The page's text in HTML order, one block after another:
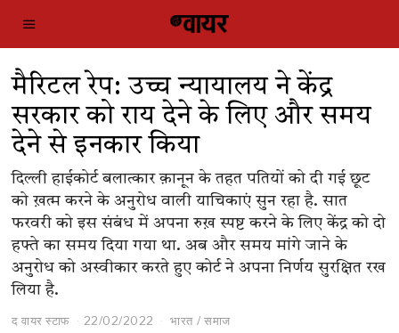
मैरिटल रेप: उच्च न्यायालय ने केंद्र
सरकार को राय देने के लिए और समय
देने से इनकार किया
दिल्ली हाईकोर्ट बलात्कार क़ानून के तहत पतियों को दी गई छूट
को ख़त्म करने के अनुरोध वाली याचिकाएं सुन रहा है. सात
फरवरी को इस संबंध में अपना रुख़ स्पष्ट करने के लिए केंद्र को दो
हफ्ते का समय दिया गया था. अब और समय मांगे जाने के
अनुरोध को अस्वीकार करते हुए कोर्ट ने अपना निर्णय सुरक्षित रख
लिया है.
द वायर स्टाफ 22/02/2022 भारत / समाज